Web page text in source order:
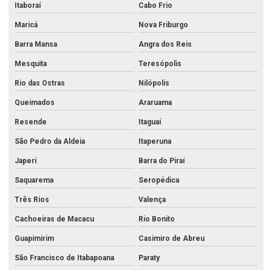
Análise de efluentes líquidos
Análise de efluentes no rio de janeiro
Análise de efluentes no rj
Análise física da água
Análise físico química de águas e efluentes
Análise físico química e bacteriológica da água
Análise físico química da água
Análise físico química da água de poço
Análise físico química de efluentes
Análise de metais no rj
Análise de metais pesados
Itaboraí Cabo Frio
Maricá Nova Friburgo
Barra Mansa Angra dos Reis
Mesquita Teresópolis
Rio das Ostras Nilópolis
Queimados Araruama
Resende Itaguaí
São Pedro da Aldeia Itaperuna
Japeri Barra do Piraí
Saquarema Seropédica
Três Rios Valença
Cachoeiras de Macacu Rio Bonito
Guapimirim Casimiro de Abreu
São Francisco de Itabapoana Paraty